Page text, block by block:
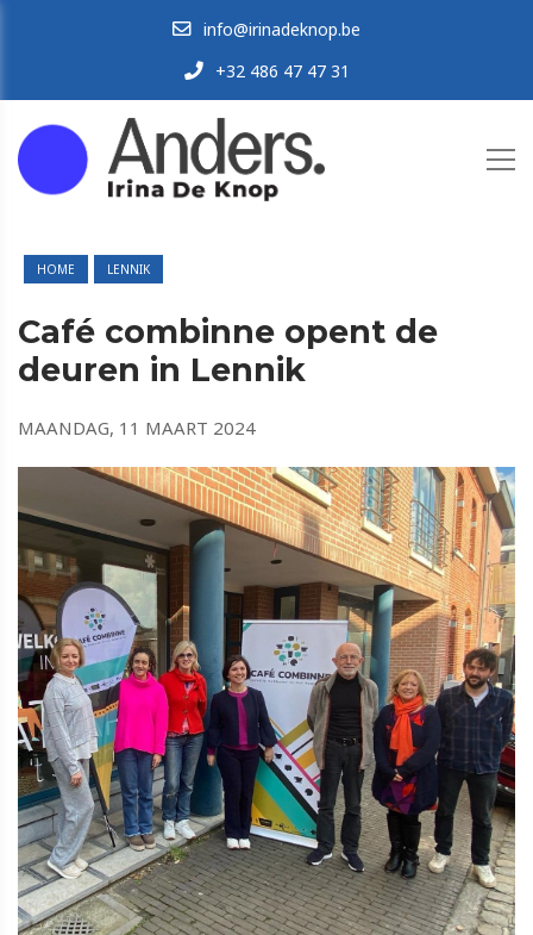
info@irinadeknop.be
+32 486 47 47 31
HOME LENNIK
Café combinne opent de
deuren in Lennik
MAANDAG, 11 MAART 2024